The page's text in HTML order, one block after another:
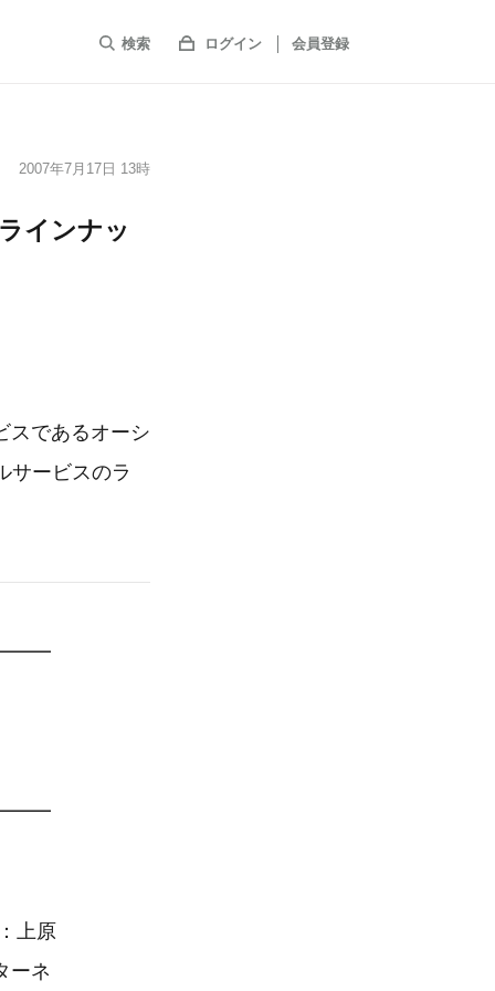
検索 ログイン 会員登録
2007年7月17日 13時
インナッ
スであるオーシ
サービスのラ
上原
ーネ